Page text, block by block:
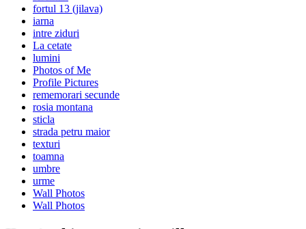
fortul 13 (jilava)
iarna
intre ziduri
La cetate
lumini
Photos of Me
Profile Pictures
rememorari secunde
rosia montana
sticla
strada petru maior
texturi
toamna
umbre
urme
Wall Photos
Wall Photos